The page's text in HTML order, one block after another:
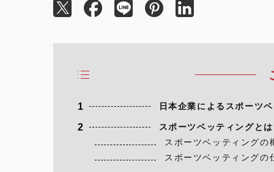
1 日本企業によるスポーツ
2
スポーツベッティングと
スポーツベッティングの
スポーツベッティングの